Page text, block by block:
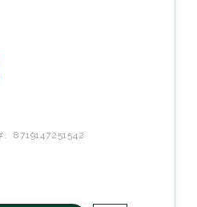
8719147251542